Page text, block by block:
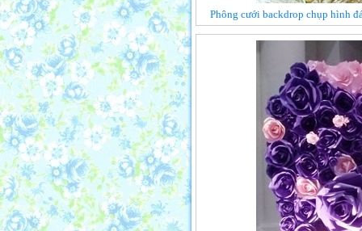
Phông cưới backdrop chụp hình